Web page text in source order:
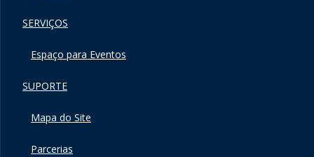
SERVIÇOS
Espaço para Eventos
SUPORTE
Mapa do Site
Parcerias